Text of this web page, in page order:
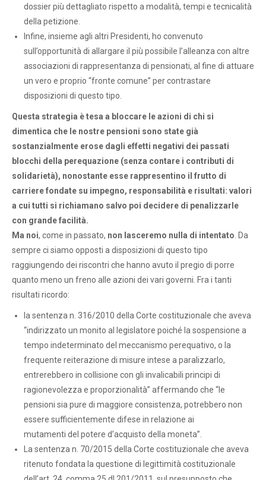
dossier più dettagliato rispetto a modalità, tempi e tecnicalità
della petizione.
Infine, insieme agli altri Presidenti, ho convenuto
sull’opportunità di allargare il più possibile l’alleanza con altre
associazioni di rappresentanza di pensionati, al fine di attuare
un vero e proprio “fronte comune” per contrastare
disposizioni di questo tipo.
Questa strategia è tesa a bloccare le azioni di chi si
dimentica che le nostre pensioni sono state già
sostanzialmente erose dagli effetti negativi dei passati
blocchi della perequazione (senza contare i contributi di
solidarietà), nonostante esse rappresentino il frutto di
carriere fondate su impegno, responsabilità e risultati: valori
a cui tutti si richiamano salvo poi decidere di penalizzarle
con grande facilità.
Ma noi, come in passato, non lasceremo nulla di intentato . Da
sempre ci siamo opposti a disposizioni di questo tipo
raggiungendo dei riscontri che hanno avuto il pregio di porre
quanto meno un freno alle azioni dei vari governi. Fra i tanti
risultati ricordo:
la sentenza n. 316/2010 della Corte costituzionale che aveva
“indirizzato un monito al legislatore poiché la sospensione a
tempo indeterminato del meccanismo perequativo, o la
frequente reiterazione di misure intese a paralizzarlo,
entrerebbero in collisione con gli invalicabili principi di
ragionevolezza e proporzionalità” affermando che “le
pensioni sia pure di maggiore consistenza, potrebbero non
essere sufficientemente difese in relazione ai
mutamenti del potere d’acquisto della moneta”.
La sentenza n. 70/2015 della Corte costituzionale che aveva
ritenuto fondata la questione di legittimità costituzionale